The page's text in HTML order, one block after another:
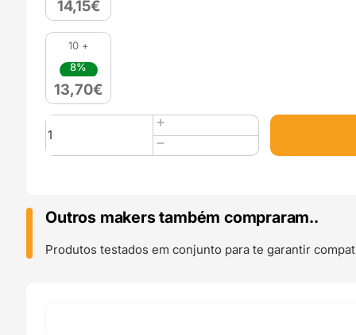
14,15€
10 +
8%
13,70€
Quantidade
de
PETG
(Refill)
1kg
Lila
Outros makers também compraram..
Produtos testados em conjunto para te garantir